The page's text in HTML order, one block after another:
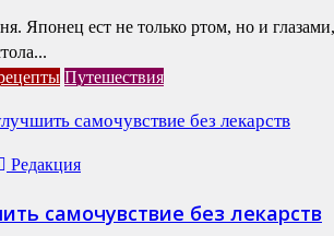
Японец ест не только ртом, но и
Путешествия
Редакция
самочувствие без лекарств